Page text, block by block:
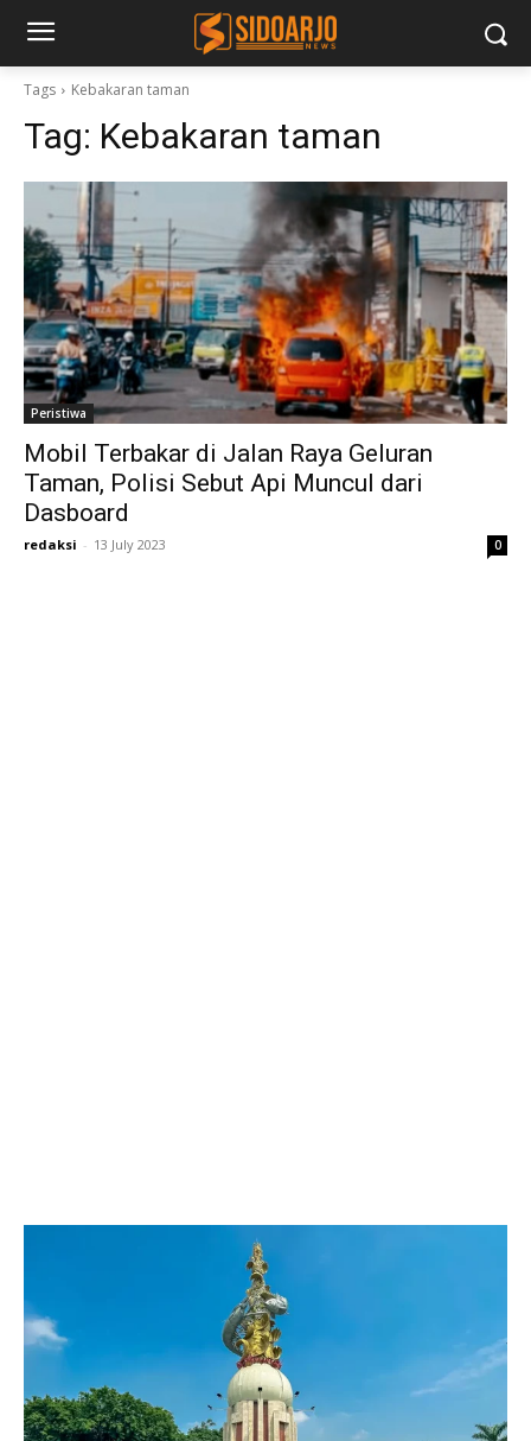
Tags Kebakaran taman
Tag: Kebakaran taman
Peristiwa
Mobil Terbakar di Jalan Raya Geluran
Taman, Polisi Sebut Api Muncul dari
Dasboard
redaksi - 13 July 2023 0